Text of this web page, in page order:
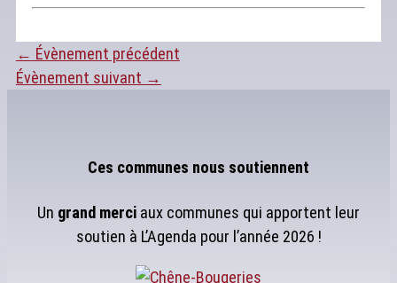
← Évènement précédent
Évènement suivant →
Ces communes nous soutiennent
Un grand merci aux communes qui apportent leur
soutien à L’Agenda pour l’année 2026 !